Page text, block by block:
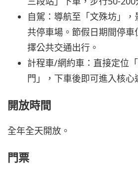
自駕：導航至「文殊坊」
共停車場。節假日期間停
擇公共交通出行。
計程車/網約車：直接定位
門」，下車後即可進入核心
開放時間
全年全天開放。
門票